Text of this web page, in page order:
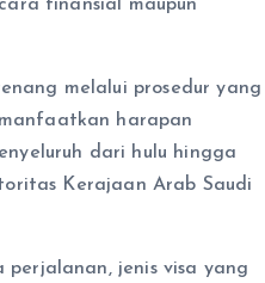
finansial maupun
melalui prosedur yang
harapan
dari hulu hingga
Kerajaan Arab Saudi
jenis visa yang